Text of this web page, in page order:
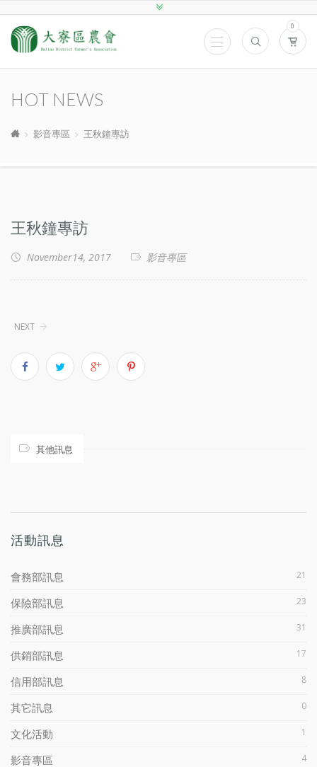
0
HOT NEWS
影音專區 王秋鐘專訪
王秋鐘專訪
November14, 2017 影音專區
NEXT
其他訊息
活動訊息
會務部訊息 21
保險部訊息 23
推廣部訊息 31
供銷部訊息 17
信用部訊息 8
其它訊息 0
文化活動 1
影音專區 4